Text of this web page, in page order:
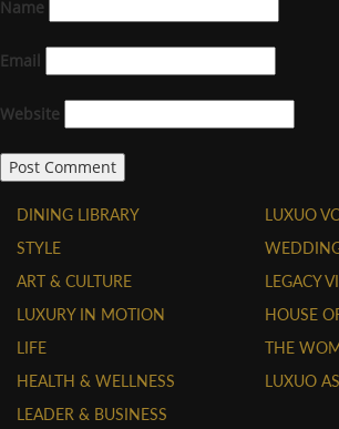
Name
Email
Website
DINING LIBRARY
STYLE
ART & CULTURE
LUXURY IN MOTION
LIFE
HEALTH & WELLNESS
LEADER & BUSINESS
LUXUO
LEGACY
HOUSE
THE
LUXUO